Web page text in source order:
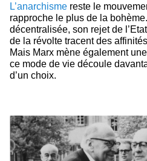
L’anarchisme reste le
rapproche le plus de la
décentralisée, son rejet de
de la révolte tracent des
Mais Marx mène également
ce mode de vie découle
d’un choix.